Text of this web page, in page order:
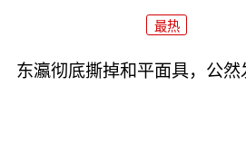
最热
东瀛彻底撕掉和平面具，公然